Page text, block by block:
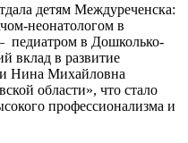
детям Междуреченска:
в
педиатром в Дошколько-
вклад в развитие
Нина Михайловна
области», что стало
профессионализма и